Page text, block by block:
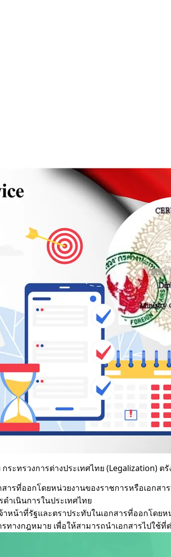
ะทรวงการต่างประเทศไทย (Legalization) ตรั
ารที่ออกโดยหน่วยงานของราชการหรือเอก
ำเนินการในประเทศไทย
หน้าที่รัฐและตราประทับในเอกสารที่ออกโดย
างกฎหมาย เพื่อให้สามารถนำเอกสารไปใช้